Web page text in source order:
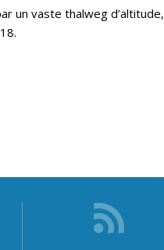
un vaste thalweg d’altitude,